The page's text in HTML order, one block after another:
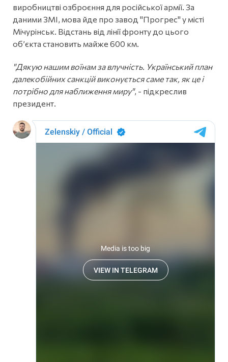
виробництві озброєння для російської армії. За
даними ЗМІ, мова йде про завод "Прогрес" у місті
Мічурінськ. Відстань від лінії фронту до цього
об’єкта становить майже 600 км.
"Дякую нашим воїнам за влучність. Український план
далекобійних санкцій виконується саме так, як це і
потрібно для наближення миру", - підкреслив
президент.